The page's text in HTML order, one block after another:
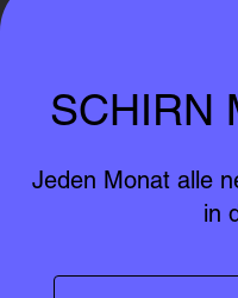
SCHIRN
Jeden Monat alle
in